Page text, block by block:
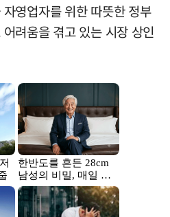
영업자를 위한 따뜻한 정부
려움을 겪고 있는 시장 상인